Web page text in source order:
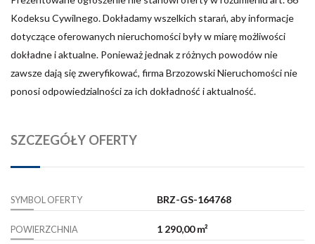
Kodeksu Cywilnego. Dokładamy wszelkich starań, aby informacje
dotyczące oferowanych nieruchomości były w miarę możliwości
dokładne i aktualne. Ponieważ jednak z różnych powodów nie
zawsze dają się zweryfikować, firma Brzozowski Nieruchomości nie
ponosi odpowiedzialności za ich dokładność i aktualność.
SZCZEGÓŁY OFERTY
SYMBOL OFERTY BRZ-GS-164768
POWIERZCHNIA 1 290,00 m²